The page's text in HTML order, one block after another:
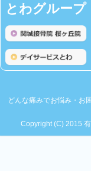
とわグループ
どんな痛みでお悩み・お
Copyright (C) 2015